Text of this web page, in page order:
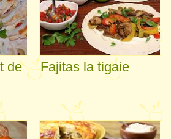
de
Fajitas la tigaie